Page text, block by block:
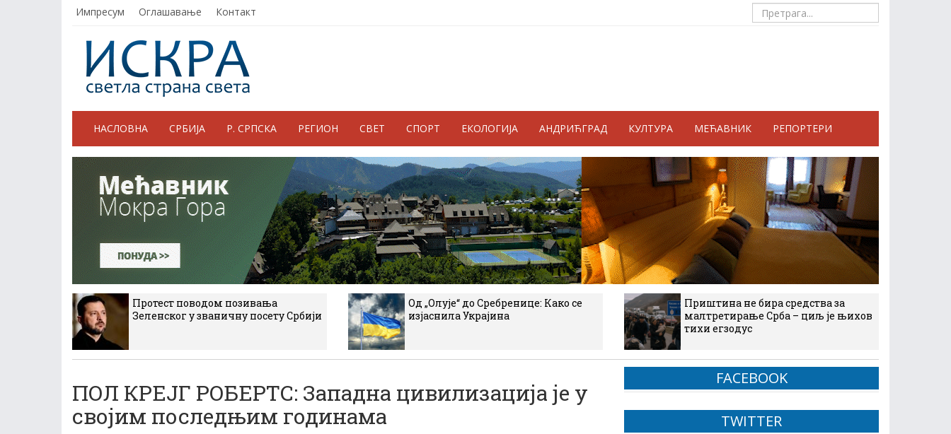
Импресум Оглашавање Контакт
НАСЛОВНА СРБИЈА Р. СРПСКА РЕГИОН СВЕТ СПОРТ ЕКОЛОГИЈА АНДРИЋГРАД КУЛТУРА МЕЋАВНИК РЕПОРТЕРИ
Протест поводом позивања
Зеленског у званичну посету Србији
Од „Олује“ до Сребренице: Како се
изјаснила Украјина
Приштина не бира средства за
малтретирање Срба – циљ је њихов
тихи егзодус
ПОЛ КРЕЈГ РОБЕРТС: Западна цивилизација је у
својим последњим годинама
FACEBOOK
TWITTER